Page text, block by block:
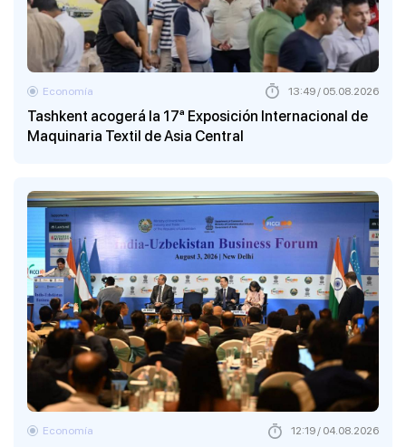
Tashkent acogerá la 17ª Exposición Internacional de
Maquinaria Textil de Asia Central
Economía 13:49 / 05.08.2026
Economía 12:19 / 04.08.2026